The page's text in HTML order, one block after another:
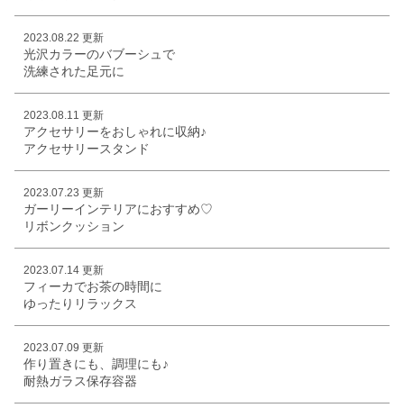
2023.08.22 更新
光沢カラーのバブーシュで
洗練された足元に
2023.08.11 更新
アクセサリーをおしゃれに収納♪
アクセサリースタンド
2023.07.23 更新
ガーリーインテリアにおすすめ♡
リボンクッション
2023.07.14 更新
フィーカでお茶の時間に
ゆったりリラックス
2023.07.09 更新
作り置きにも、調理にも♪
耐熱ガラス保存容器